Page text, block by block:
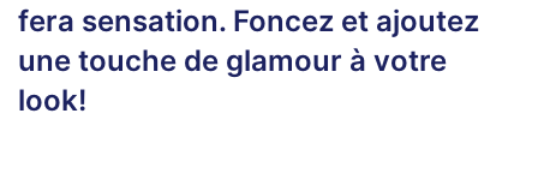
fera sensation. Foncez et ajoutez
une touche de glamour à votre
look!